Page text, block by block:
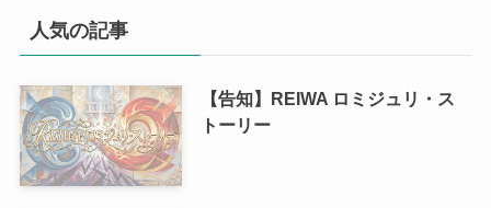
人気の記事
【告知】REIWA ロミジュリ・ス
トーリー